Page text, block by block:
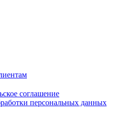
соглашение
персональных данных